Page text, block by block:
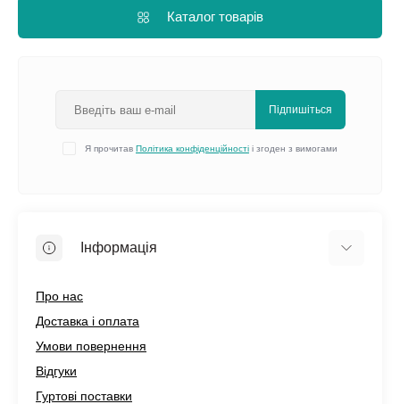
Каталог товарів
Підпишіться
Я прочитав Політика конфіденційності і згоден з вимогами
Інформація
Про нас
Доставка і оплата
Умови повернення
Відгуки
Гуртові поставки